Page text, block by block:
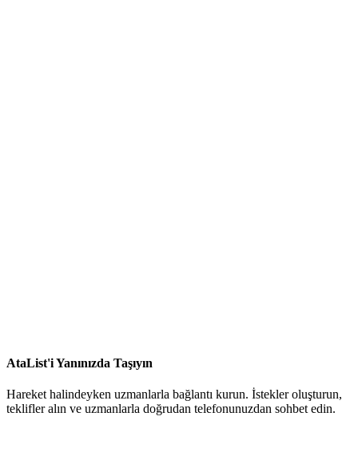
AtaList'i Yanınızda Taşıyın
Hareket halindeyken uzmanlarla bağlantı kurun. İstekler oluşturun,
teklifler alın ve uzmanlarla doğrudan telefonunuzdan sohbet edin.